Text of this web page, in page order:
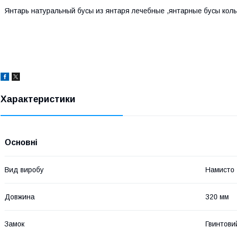
Янтарь натуральный бусы из янтаря лечебные ,янтарные бусы
Характеристики
Основні
Вид виробу Намисто
Довжина 320 мм
Замок